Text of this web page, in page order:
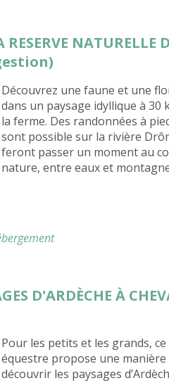
NATURELLE
Découvrez une faune et une
dans un paysage idyllique à 30
la ferme. Des randonnées à
sont possible sur la rivière
feront passer un moment au
nature, entre eaux et
D'ARDÈCHE À
Pour les petits et les grands,
équestre propose une manière
découvrir les paysages